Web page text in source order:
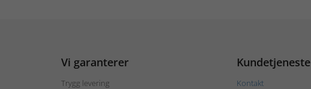
Vi garanterer
Trygg levering
Kundetjeneste
Kontakt